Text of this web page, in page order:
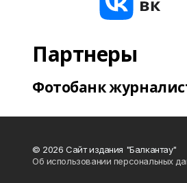
Партнеры
Фотобанк
© 2026 Сайт издания "Балкантау"
Об использовании персональных